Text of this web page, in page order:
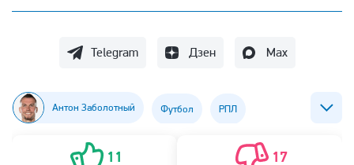
Telegram Дзен Max
Антон Заболотный Футбол РПЛ
ФК Спартак (Москва)11 17